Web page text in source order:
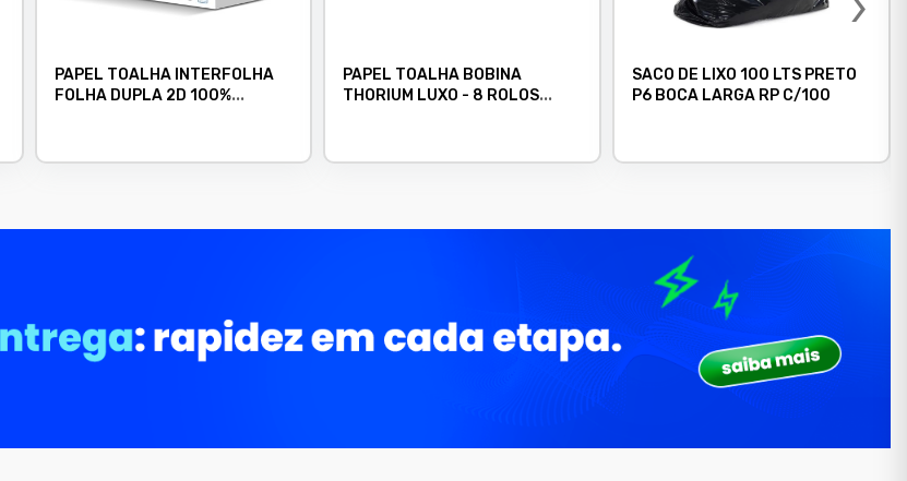
PAPEL TOALHA INTERFOLHA
FOLHA DUPLA 2D 100%
PAPEL TOALHA BOBINA
THORIUM LUXO - 8 ROLOS
SACO DE LIXO 100 LTS PRETO
P6 BOCA LARGA RP C/100